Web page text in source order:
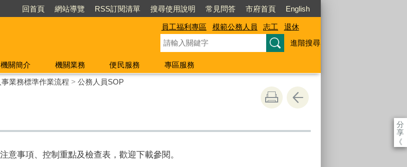
回首頁 網站導覽 RSS訂閱清單 搜尋使用說明 常見問答 市府首頁 English
員工福利專區 模範公務人員 志工
退休
進階搜尋
機關簡介 機關業務 便民服務
專區服務
事業務標準作業流程 > 公務人員SOP
分
享
《
意事項、控制重點及檢查表，歡迎下載參閱。